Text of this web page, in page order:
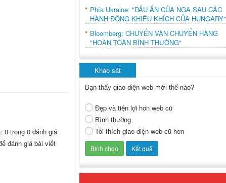
0 trong 0 đánh giá
đánh giá bài viết
Phía Ukraine: "DẤU ẤN CỦA NGA SAU CÁC
HÀNH ĐỘNG KHIÊU KHÍCH CỦA HUNGARY"
Bloomberg: CHUYẾN VẬN CHUYỂN HÀNG
"HOÀN TOÀN BÌNH THƯỜNG"
Khảo sát
Bạn thấy giao diện web mới thế nào?
Đẹp và tiện lợi hơn web cũ
Bình thường
Tôi thích giao diện web cũ hơn